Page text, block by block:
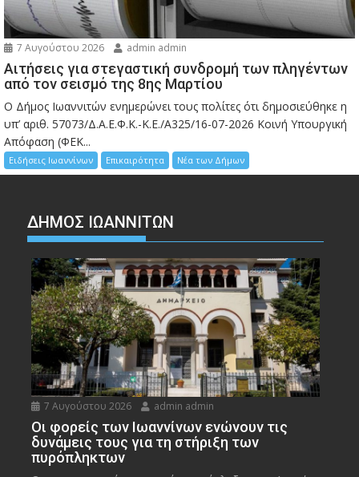
7 Αυγούστου 2026 admin admin
Αιτήσεις για στεγαστική συνδρομή των πληγέντων
από τον σεισμό της 8ης Μαρτίου
Ο Δήμος Ιωαννιτών ενημερώνει τους πολίτες ότι δημοσιεύθηκε η
υπ’ αριθ. 57073/Δ.Α.Ε.Φ.Κ.-Κ.Ε./Α325/16-07-2026 Κοινή Υπουργική
Απόφαση (ΦΕΚ...
Ειδήσεις Ιωαννίνων Επικαιρότητα Νέα των Δήμων
ΔΗΜΟΣ ΙΩΑΝΝΙΤΩΝ
7 Αυγούστου 2026 admin admin
Οι φορείς των Ιωαννίνων ενώνουν τις
δυνάμεις τους για τη στήριξη των
πυρόπληκτων